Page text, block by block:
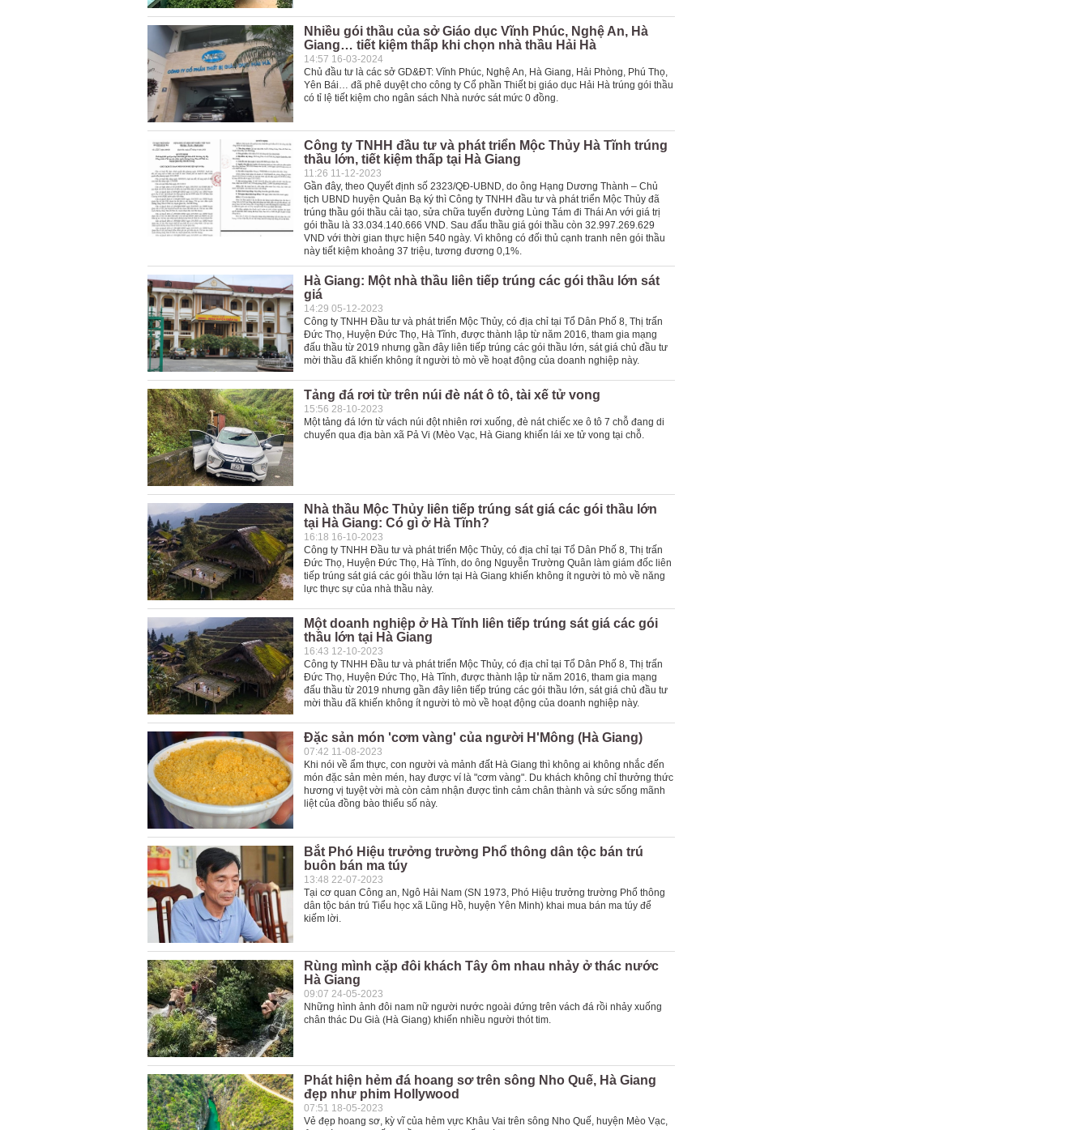
Nhiều gói thầu của sở Giáo dục Vĩnh Phúc, Nghệ An, Hà
Giang… tiết kiệm thấp khi chọn nhà thầu Hải Hà
14:57 16-03-2024
Chủ đầu tư là các sở GD&ĐT: Vĩnh Phúc, Nghệ An, Hà Giang, Hải Phòng, Phú Thọ,
Yên Bái… đã phê duyệt cho công ty Cổ phần Thiết bị giáo dục Hải Hà trúng gói thầu
có tỉ lệ tiết kiệm cho ngân sách Nhà nước sát mức 0 đồng.
Công ty TNHH đầu tư và phát triển Mộc Thủy Hà Tĩnh trúng
thầu lớn, tiết kiệm thấp tại Hà Giang
11:26 11-12-2023
Gần đây, theo Quyết định số 2323/QĐ-UBND, do ông Hạng Dương Thành – Chủ
tịch UBND huyện Quản Bạ ký thì Công ty TNHH đầu tư và phát triển Mộc Thủy đã
trúng thầu gói thầu cải tạo, sửa chữa tuyến đường Lùng Tám đi Thái An với giá trị
gói thầu là 33.034.140.666 VND. Sau đấu thầu giá gói thầu còn 32.997.269.629
VND với thời gian thực hiện 540 ngày. Vì không có đối thủ cạnh tranh nên gói thầu
này tiết kiệm khoảng 37 triệu, tương đương 0,1%.
Hà Giang: Một nhà thầu liên tiếp trúng các gói thầu lớn sát
giá
14:29 05-12-2023
Công ty TNHH Đầu tư và phát triển Mộc Thủy, có địa chỉ tại Tổ Dân Phố 8, Thị trấn
Đức Thọ, Huyện Đức Thọ, Hà Tĩnh, được thành lập từ năm 2016, tham gia mạng
đấu thầu từ 2019 nhưng gần đây liên tiếp trúng các gói thầu lớn, sát giá chủ đầu tư
mời thầu đã khiến không ít người tò mò về hoạt động của doanh nghiệp này.
Tảng đá rơi từ trên núi đè nát ô tô, tài xế tử vong
15:56 28-10-2023
Một tảng đá lớn từ vách núi đột nhiên rơi xuống, đè nát chiếc xe ô tô 7 chỗ đang di
chuyển qua địa bàn xã Pả Vi (Mèo Vạc, Hà Giang khiến lái xe tử vong tại chỗ.
Nhà thầu Mộc Thủy liên tiếp trúng sát giá các gói thầu lớn
tại Hà Giang: Có gì ở Hà Tĩnh?
16:18 16-10-2023
Công ty TNHH Đầu tư và phát triển Mộc Thủy, có địa chỉ tại Tổ Dân Phố 8, Thị trấn
Đức Thọ, Huyện Đức Thọ, Hà Tĩnh, do ông Nguyễn Trường Quân làm giám đốc liên
tiếp trúng sát giá các gói thầu lớn tại Hà Giang khiến không ít người tò mò về năng
lực thực sự của nhà thầu này.
Một doanh nghiệp ở Hà Tĩnh liên tiếp trúng sát giá các gói
thầu lớn tại Hà Giang
16:43 12-10-2023
Công ty TNHH Đầu tư và phát triển Mộc Thủy, có địa chỉ tại Tổ Dân Phố 8, Thị trấn
Đức Thọ, Huyện Đức Thọ, Hà Tĩnh, được thành lập từ năm 2016, tham gia mạng
đấu thầu từ 2019 nhưng gần đây liên tiếp trúng các gói thầu lớn, sát giá chủ đầu tư
mời thầu đã khiến không ít người tò mò về hoạt động của doanh nghiệp này.
Đặc sản món 'cơm vàng' của người H'Mông (Hà Giang)
07:42 11-08-2023
Khi nói về ẩm thực, con người và mảnh đất Hà Giang thì không ai không nhắc đến
món đặc sản mèn mén, hay được ví là "cơm vàng". Du khách không chỉ thưởng thức
hương vị tuyệt vời mà còn cảm nhận được tình cảm chân thành và sức sống mãnh
liệt của đồng bào thiểu số này.
Bắt Phó Hiệu trưởng trường Phổ thông dân tộc bán trú
buôn bán ma túy
13:48 22-07-2023
Tại cơ quan Công an, Ngô Hải Nam (SN 1973, Phó Hiệu trưởng trường Phổ thông
dân tộc bán trú Tiểu học xã Lũng Hồ, huyện Yên Minh) khai mua bán ma túy để
kiếm lời.
Rùng mình cặp đôi khách Tây ôm nhau nhảy ở thác nước
Hà Giang
09:07 24-05-2023
Những hình ảnh đôi nam nữ người nước ngoài đứng trên vách đá rồi nhảy xuống
chân thác Du Già (Hà Giang) khiến nhiều người thót tim.
Phát hiện hẻm đá hoang sơ trên sông Nho Quế, Hà Giang
đẹp như phim Hollywood
07:51 18-05-2023
Vẻ đẹp hoang sơ, kỳ vĩ của hẻm vực Khâu Vai trên sông Nho Quế, huyện Mèo Vạc,